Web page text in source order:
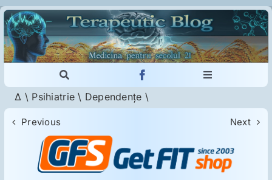
Skip
to
content
Toggle
Navigation
Cautare...
Toggle
Imunologie
Dermatologie
Δ \ Psihiatrie \ Dependenţe \
Previous Next